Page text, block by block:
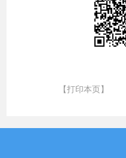
【打印本页】